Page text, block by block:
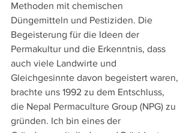
Methoden mit chemischen
Düngemitteln und Pestiziden. Die
Begeisterung für die Ideen der
Permakultur und die Erkenntnis, dass
auch viele Landwirte und
Gleichgesinnte davon begeistert waren,
brachte uns 1992 zu dem Entschluss,
die Nepal Permaculture Group (NPG) zu
gründen. Ich bin eines der